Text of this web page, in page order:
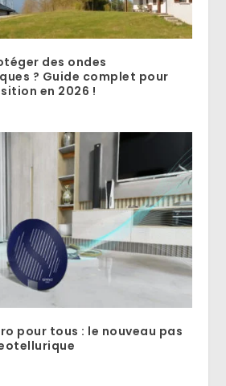
des ondes
? Guide complet pour
en 2026 !
pour tous : le nouveau pas